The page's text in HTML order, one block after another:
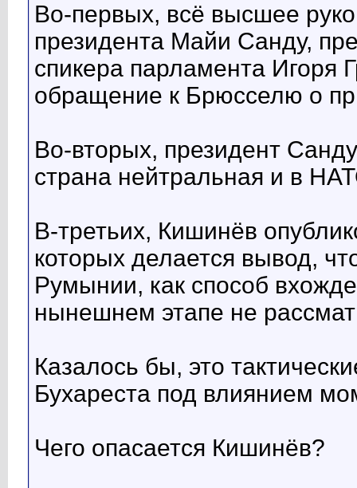
Во-первых, всё высшее
президента Майи Санду,
спикера парламента Игоря
обращение к Брюсселю о
Во-вторых, президент
страна нейтральная и в
В-третьих, Кишинёв
которых делается вывод,
Румынии, как способ
нынешнем этапе не
Казалось бы, это
Бухареста под влиянием
Чего опасается Кишинёв?